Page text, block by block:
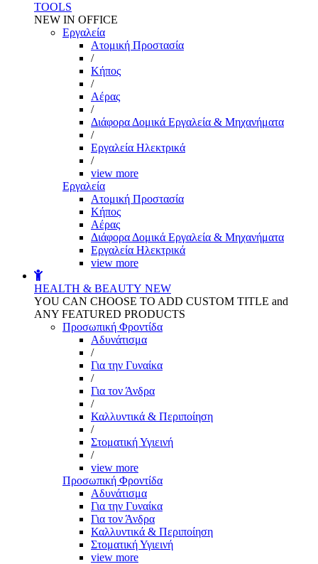
TOOLS
NEW IN OFFICE
Εργαλεία
Aτομική Προστασία
/
Kήπος
/
Αέρας
/
Διάφορα Δομικά Εργαλεία & Μηχανήματα
/
Εργαλεία Ηλεκτρικά
/
view more
Εργαλεία
Aτομική Προστασία
Kήπος
Αέρας
Διάφορα Δομικά Εργαλεία & Μηχανήματα
Εργαλεία Ηλεκτρικά
view more
HEALTH & BEAUTY NEW
YOU CAN CHOOSE TO ADD CUSTOM TITLE and
ANY FEATURED PRODUCTS
Προσωπική Φροντίδα
Αδυνάτισμα
/
Για την Γυναίκα
/
Για τον Άνδρα
/
Καλλυντικά & Περιποίηση
/
Στοματική Υγιεινή
/
view more
Προσωπική Φροντίδα
Αδυνάτισμα
Για την Γυναίκα
Για τον Άνδρα
Καλλυντικά & Περιποίηση
Στοματική Υγιεινή
view more